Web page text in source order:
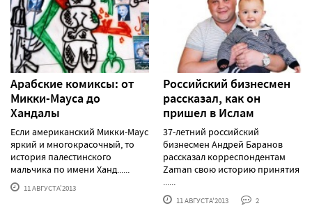
Арабские комиксы: от
Микки-Мауса до
Хандалы
Если американский Микки-Маус
яркий и многокрасочный, то
история палестинского
мальчика по имени Ханд......
11 АВГУСТА'2013
Российский бизнесмен
рассказал, как он
пришел в Ислам
37-летний российский
бизнесмен Андрей Баранов
рассказал корреспондентам
Zaman свою историю принятия
......
11 АВГУСТА'2013 2